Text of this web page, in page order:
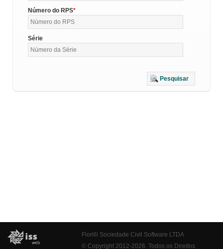
Número do RPS
Série
Pesquisar
Fiorilli Sociedade Civil Software LTDA
© Copyright 2012-2026. Todos os Direitos